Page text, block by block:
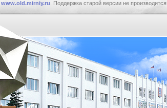
www.old.mirniy.ru . Поддержка старой версии не производится.